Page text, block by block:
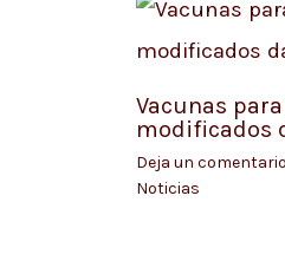
Vacunas
modificados
Deja un comentario
Noticias